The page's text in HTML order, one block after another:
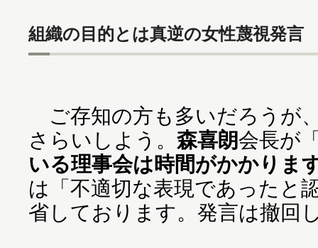
組織の目的とは真逆の女性蔑視発言
ご存知の方も多いだろうが
さらいしよう。 森喜朗会長が
いる理事会は時間がかかりま
は「不適切な表現であったと
省しております。発言は撤回